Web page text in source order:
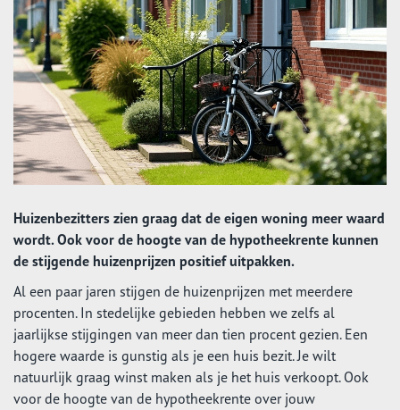
Huizenbezitters zien graag dat de eigen woning meer waard
wordt. Ook voor de hoogte van de hypotheekrente kunnen
de stijgende huizenprijzen positief uitpakken.
Al een paar jaren stijgen de huizenprijzen met meerdere
procenten. In stedelijke gebieden hebben we zelfs al
jaarlijkse stijgingen van meer dan tien procent gezien. Een
hogere waarde is gunstig als je een huis bezit. Je wilt
natuurlijk graag winst maken als je het huis verkoopt. Ook
voor de hoogte van de hypotheekrente over jouw